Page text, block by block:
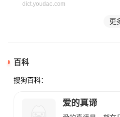
dict.youdao.com
更
百科
搜狗百科：
爱的真谛